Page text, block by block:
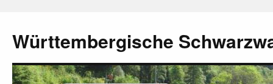
Württembergische